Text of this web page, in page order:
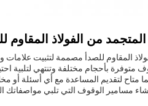
من الفولاذ المقاوم
المقاوم للصدأ مصممة لتثبيت
متوفرة بأحجام مختلفة وتنتهي لتلبية
متاح لتقديم المساعدة مع أي أسئلة
مسامير الوقوف التي تلبي مواصفاتك